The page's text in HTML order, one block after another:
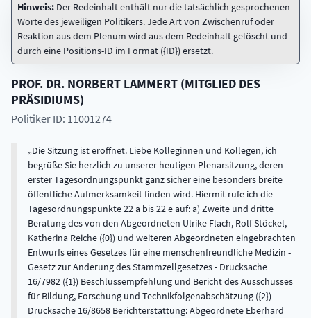
Hinweis: Der Redeinhalt enthält nur die tatsächlich gesprochenen
Worte des jeweiligen Politikers. Jede Art von Zwischenruf oder
Reaktion aus dem Plenum wird aus dem Redeinhalt gelöscht und
durch eine Positions-ID im Format ({ID}) ersetzt.
PROF. DR. NORBERT LAMMERT (MITGLIED DES
PRÄSIDIUMS)
Politiker ID: 11001274
Die Sitzung ist eröffnet. Liebe Kolleginnen und Kollegen, ich
begrüße Sie herzlich zu unserer heutigen Plenarsitzung, deren
erster Tagesordnungspunkt ganz sicher eine besonders breite
öffentliche Aufmerksamkeit finden wird. Hiermit rufe ich die
Tagesordnungspunkte 22 a bis 22 e auf: a) Zweite und dritte
Beratung des von den Abgeordneten Ulrike Flach, Rolf Stöckel,
Katherina Reiche ({0}) und weiteren Abgeordneten eingebrachten
Entwurfs eines Gesetzes für eine menschenfreundliche Medizin -
Gesetz zur Änderung des Stammzellgesetzes - Drucksache
16/7982 ({1}) Beschlussempfehlung und Bericht des Ausschusses
für Bildung, Forschung und Technikfolgenabschätzung ({2}) -
Drucksache 16/8658 Berichterstattung: Abgeordnete Eberhard